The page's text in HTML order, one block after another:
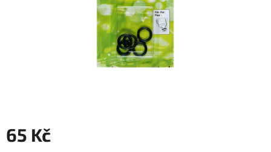
65 Kč